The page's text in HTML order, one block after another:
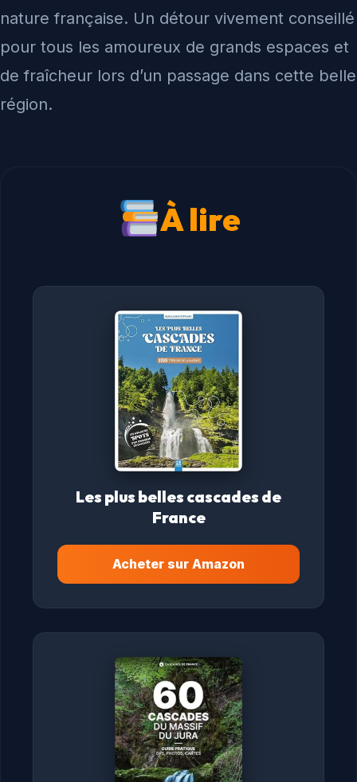
nature française. Un détour vivement conseillé
pour tous les amoureux de grands espaces et
de fraîcheur lors d’un passage dans cette belle
région.
À lire
Les plus belles cascades de
France
Acheter sur Amazon